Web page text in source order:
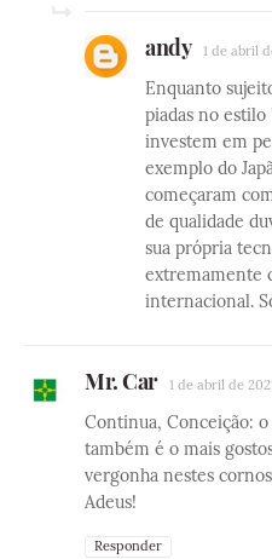
andy 1 de abril
Enquanto
piadas no estilo
investem em
exemplo do
começaram
de qualidade
sua própria
extremamente
internacional.
Mr. Car 1 de abril de
Continua, Conceição:
também é o mais
vergonha nestes
Adeus!
Responder